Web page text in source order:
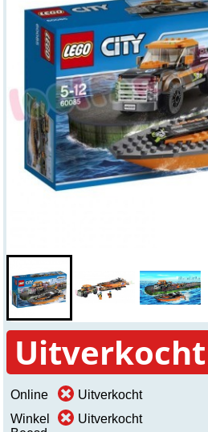
Uitverkocht
Online
Uitverkocht
Winkel
Uitverkocht